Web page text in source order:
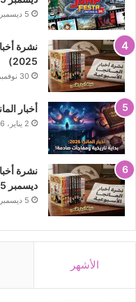
5 ديسمبر، 2025
2025)
30 نوفمبر، 2025
أخبار المانجا 2026: بداية تاريخية
2 يناير، 2026
ديسمبر 2025)
5 ديسمبر، 2025
الأشهر